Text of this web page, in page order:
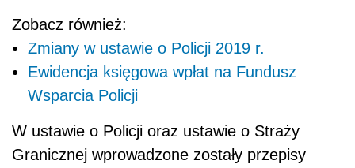
Zobacz również:
Zmiany w ustawie o Policji 2019 r.
Ewidencja księgowa wpłat na Fundusz
Wsparcia Policji
W ustawie o Policji oraz ustawie o Straży
Granicznej wprowadzone zostały przepisy